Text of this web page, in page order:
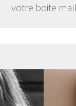
votre boite mail